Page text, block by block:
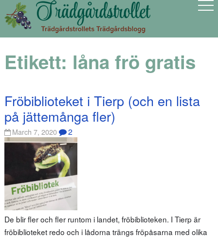
Etikett: låna frö gratis
Fröbiblioteket i Tierp (och en lista
på jättemånga fler)
March 7, 2020 2
De blir fler och fler runtom i landet, fröbiblioteken. I Tierp är
fröbiblioteket redo och i lådorna trängs fröpåsarna med olika